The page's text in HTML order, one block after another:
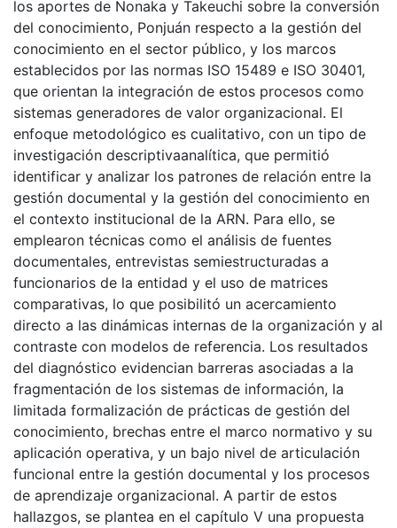
los aportes de Nonaka y Takeuchi sobre la conversión
del conocimiento, Ponjuán respecto a la gestión del
conocimiento en el sector público, y los marcos
establecidos por las normas ISO 15489 e ISO 30401,
que orientan la integración de estos procesos como
sistemas generadores de valor organizacional. El
enfoque metodológico es cualitativo, con un tipo de
investigación descriptivaanalítica, que permitió
identificar y analizar los patrones de relación entre la
gestión documental y la gestión del conocimiento en
el contexto institucional de la ARN. Para ello, se
emplearon técnicas como el análisis de fuentes
documentales, entrevistas semiestructuradas a
funcionarios de la entidad y el uso de matrices
comparativas, lo que posibilitó un acercamiento
directo a las dinámicas internas de la organización y al
contraste con modelos de referencia. Los resultados
del diagnóstico evidencian barreras asociadas a la
fragmentación de los sistemas de información, la
limitada formalización de prácticas de gestión del
conocimiento, brechas entre el marco normativo y su
aplicación operativa, y un bajo nivel de articulación
funcional entre la gestión documental y los procesos
de aprendizaje organizacional. A partir de estos
hallazgos, se plantea en el capítulo V una propuesta